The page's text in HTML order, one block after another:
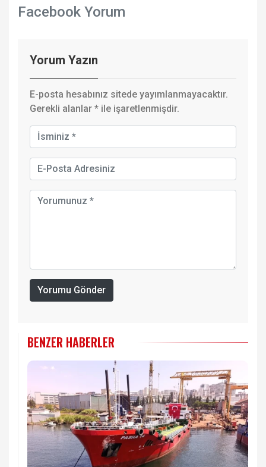
Facebook Yorum
Yorum Yazın
E-posta hesabınız sitede yayımlanmayacaktır.
Gerekli alanlar * ile işaretlenmişdir.
Yorumu Gönder
BENZER HABERLER